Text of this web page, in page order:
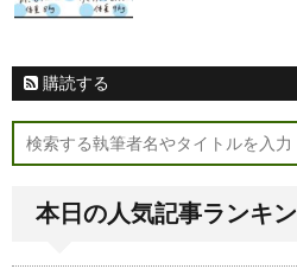
購読する
本日の人気記事ランキ